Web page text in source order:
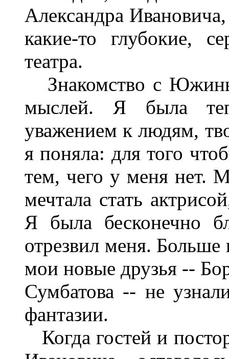
Александра
какие-то глубокие,
театра.
Знакомство с
мыслей. Я была
уважением к людям,
я поняла: для того
тем, чего у меня нет.
мечтала стать
Я была бесконечно
отрезвил меня. Больше
мои новые друзья --
Сумбатова -- не
фантазии.
Когда гостей и